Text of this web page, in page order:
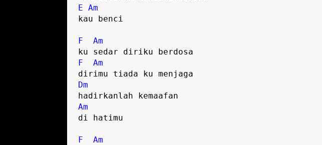
E Am
kau benci
F
Am
F
Am
Dm
Am
di hatimu
F
Am